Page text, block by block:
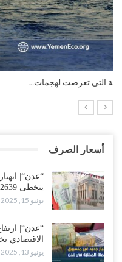
التضخم السنوي لمنطقة اليورو..
أسعار الصرف
“عدن“|
يتخطى 2639…
يونيو 15, 2025
“عدن“|
يونيو 13, 2025